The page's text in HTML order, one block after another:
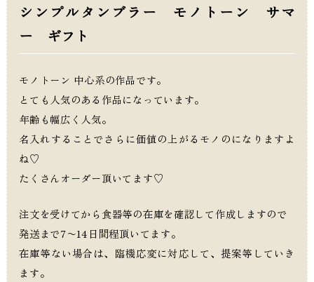
シンプルタンブラー モノトーン サマ
ー ギフト
モノトーン 中心系の作品です。
とても人気のある作品になっています。
年齢も幅広く人気。
名入れすることでさらに価値の上がるモノのになりますよ
ね♡
たくさんオーダー頂いてます♡
注文を受けてから食器等の在庫を確認して作成しますので
発送まで7〜14日間程頂いてます。
在庫等ない場合は、臨機応変に対応して、提案等していき
ます。